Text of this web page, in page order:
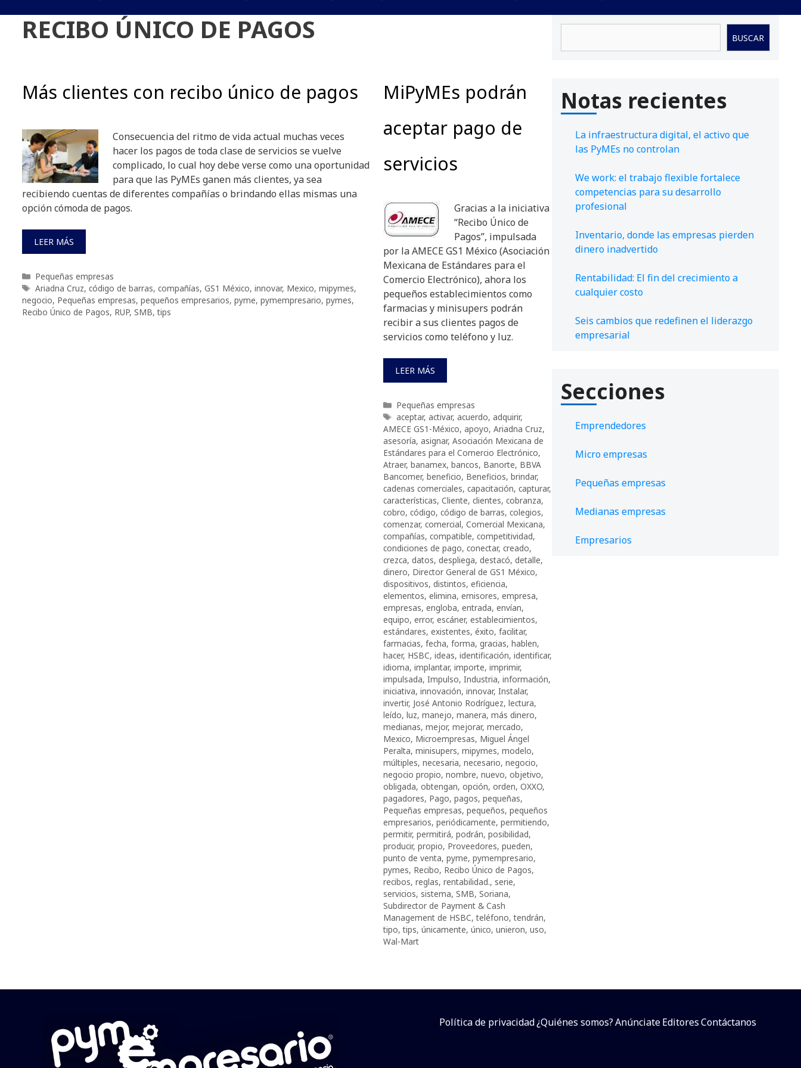
RECIBO ÚNICO DE PAGOS
Más clientes con recibo único de pagos
Consecuencia del ritmo de vida actual muchas veces
hacer los pagos de toda clase de servicios se vuelve
complicado, lo cual hoy debe verse como una oportunidad
para que las PyMEs ganen más clientes, ya sea
recibiendo cuentas de diferentes compañías o brindando ellas mismas una
opción cómoda de pagos.
LEER MÁS
Categorías
Pequeñas empresas
Etiquetas
Ariadna Cruz, código de barras, compañías, GS1 México, innovar, Mexico, mipymes,
negocio, Pequeñas empresas, pequeños empresarios, pyme, pymempresario, pymes,
Recibo Único de Pagos, RUP, SMB,tips
MiPyMEs podrán
aceptar pago de
servicios
Gracias a la iniciativa
“Recibo Único de
Pagos”, impulsada
por la AMECE GS1 México (Asociación
Mexicana de Estándares para el
Comercio Electrónico), ahora los
pequeños establecimientos como
farmacias y minisupers podrán
recibir a sus clientes pagos de
servicios como teléfono y luz.
LEER MÁS
Categorías
Pequeñas empresas
Etiquetas
aceptar, activar, acuerdo, adquirir,
AMECE GS1-México, apoyo, Ariadna Cruz,
asesoría, asignar, Asociación Mexicana de
Estándares para el Comercio Electrónico,
Atraer, banamex, bancos, Banorte, BBVA
Bancomer, beneficio, Beneficios, brindar,
cadenas comerciales, capacitación, capturar,
características, Cliente, clientes, cobranza,
cobro, código, código de barras, colegios,
comenzar, comercial, Comercial Mexicana,
compañías, compatible, competitividad,
condiciones de pago, conectar, creado,
crezca, datos, despliega, destacó, detalle,
dinero, Director General de GS1 México,
dispositivos, distintos, eficiencia,
elementos, elimina, emisores, empresa,
empresas, engloba, entrada, envían,
equipo, error, escáner, establecimientos,
estándares, existentes, éxito, facilitar,
farmacias, fecha, forma, gracias, hablen,
hacer, HSBC, ideas, identificación, identificar,
idioma, implantar, importe, imprimir,
impulsada, Impulso, Industria, información,
iniciativa, innovación, innovar, Instalar,
invertir, José Antonio Rodríguez, lectura,
leído, luz, manejo, manera, más dinero,
medianas, mejor, mejorar, mercado,
Mexico, Microempresas, Miguel Ángel
Peralta, minisupers, mipymes, modelo,
múltiples, necesaria, necesario, negocio,
negocio propio, nombre, nuevo, objetivo,
obligada, obtengan, opción, orden, OXXO,
pagadores, Pago, pagos, pequeñas,
Pequeñas empresas, pequeños, pequeños
empresarios, periódicamente, permitiendo,
permitir, permitirá, podrán, posibilidad,
producir, propio, Proveedores, pueden,
punto de venta, pyme, pymempresario,
pymes, Recibo, Recibo Único de Pagos,
recibos, reglas, rentabilidad., serie,
servicios, sistema, SMB, Soriana,
Subdirector de Payment & Cash
Management de HSBC,teléfono,tendrán,
tipo,tips, únicamente, único, unieron, uso,
Wal-Mart
BUSCAR
Notas recientes
La infraestructura digital, el activo que
las PyMEs no controlan
We work: el trabajo flexible fortalece
competencias para su desarrollo
profesional
Inventario, donde las empresas pierden
dinero inadvertido
Rentabilidad: El fin del crecimiento a
cualquier costo
Seis cambios que redefinen el liderazgo
empresarial
Secciones
Emprendedores
Micro empresas
Pequeñas empresas
Medianas empresas
Empresarios
Política de privacidad¿Quiénes somos?AnúnciateEditoresContáctanos